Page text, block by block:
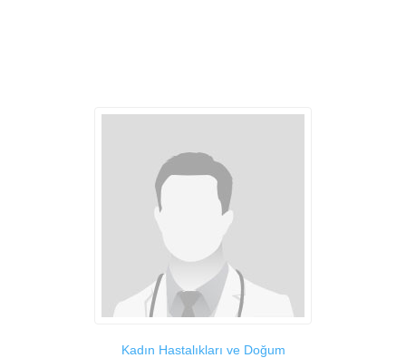
Kadın Hastalıkları ve Doğum